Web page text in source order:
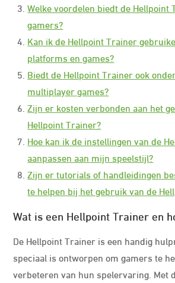
Welke voordelen biedt de Hellpoint
gamers?
Kan ik de Hellpoint Trainer
platforms en games?
Biedt de Hellpoint Trainer ook
multiplayer games?
Zijn er kosten verbonden aan het
Hellpoint Trainer?
Hoe kan ik de instellingen van de
aanpassen aan mijn speelstijl?
Zijn er tutorials of handleidingen
te helpen bij het gebruik van de
Wat is een Hellpoint Trainer en
De Hellpoint Trainer is een handig
speciaal is ontworpen om gamers te
verbeteren van hun spelervaring. Met